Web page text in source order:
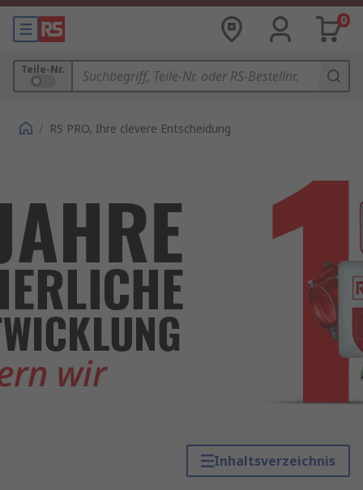
0
Teile-Nr.
/ RS PRO, Ihre clevere Entscheidung
Inhaltsverzeichnis